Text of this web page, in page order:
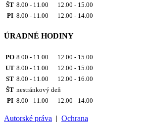
ŠT 8.00 - 11.00 12.00 - 15.00
PI 8.00 - 11.00 12.00 - 14.00
ÚRADNÉ HODINY
PO 8.00 - 11.00 12.00 - 15.00
UT 8.00 - 11.00 12.00 - 15.00
ST 8.00 - 11.00 12.00 - 16.00
ŠT nestránkový deň
PI 8.00 - 11.00 12.00 - 14.00
Autorské práva | Ochrana